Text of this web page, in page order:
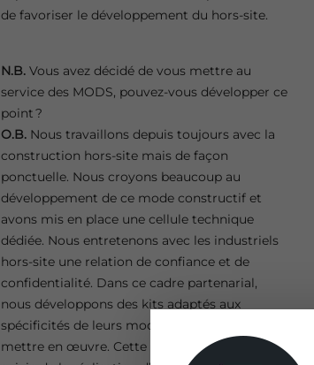
de favoriser le développement du hors-site.
N.B. Vous avez décidé de vous mettre au
service des MODS, pouvez-vous développer ce
point ?
O.B.Nous travaillons depuis toujours avec la
construction hors-site mais de façon
ponctuelle. Nous croyons beaucoup au
développement de ce mode constructif et
avons mis en place une cellule technique
dédiée. Nous entretenons avec les industriels
hors-site une relation de confiance et de
confidentialité. Dans ce cadre partenarial,
nous développons des kits adaptés aux
spécificités de leurs modules, très simples à
mettre en œuvre. Cette collaboration démarre